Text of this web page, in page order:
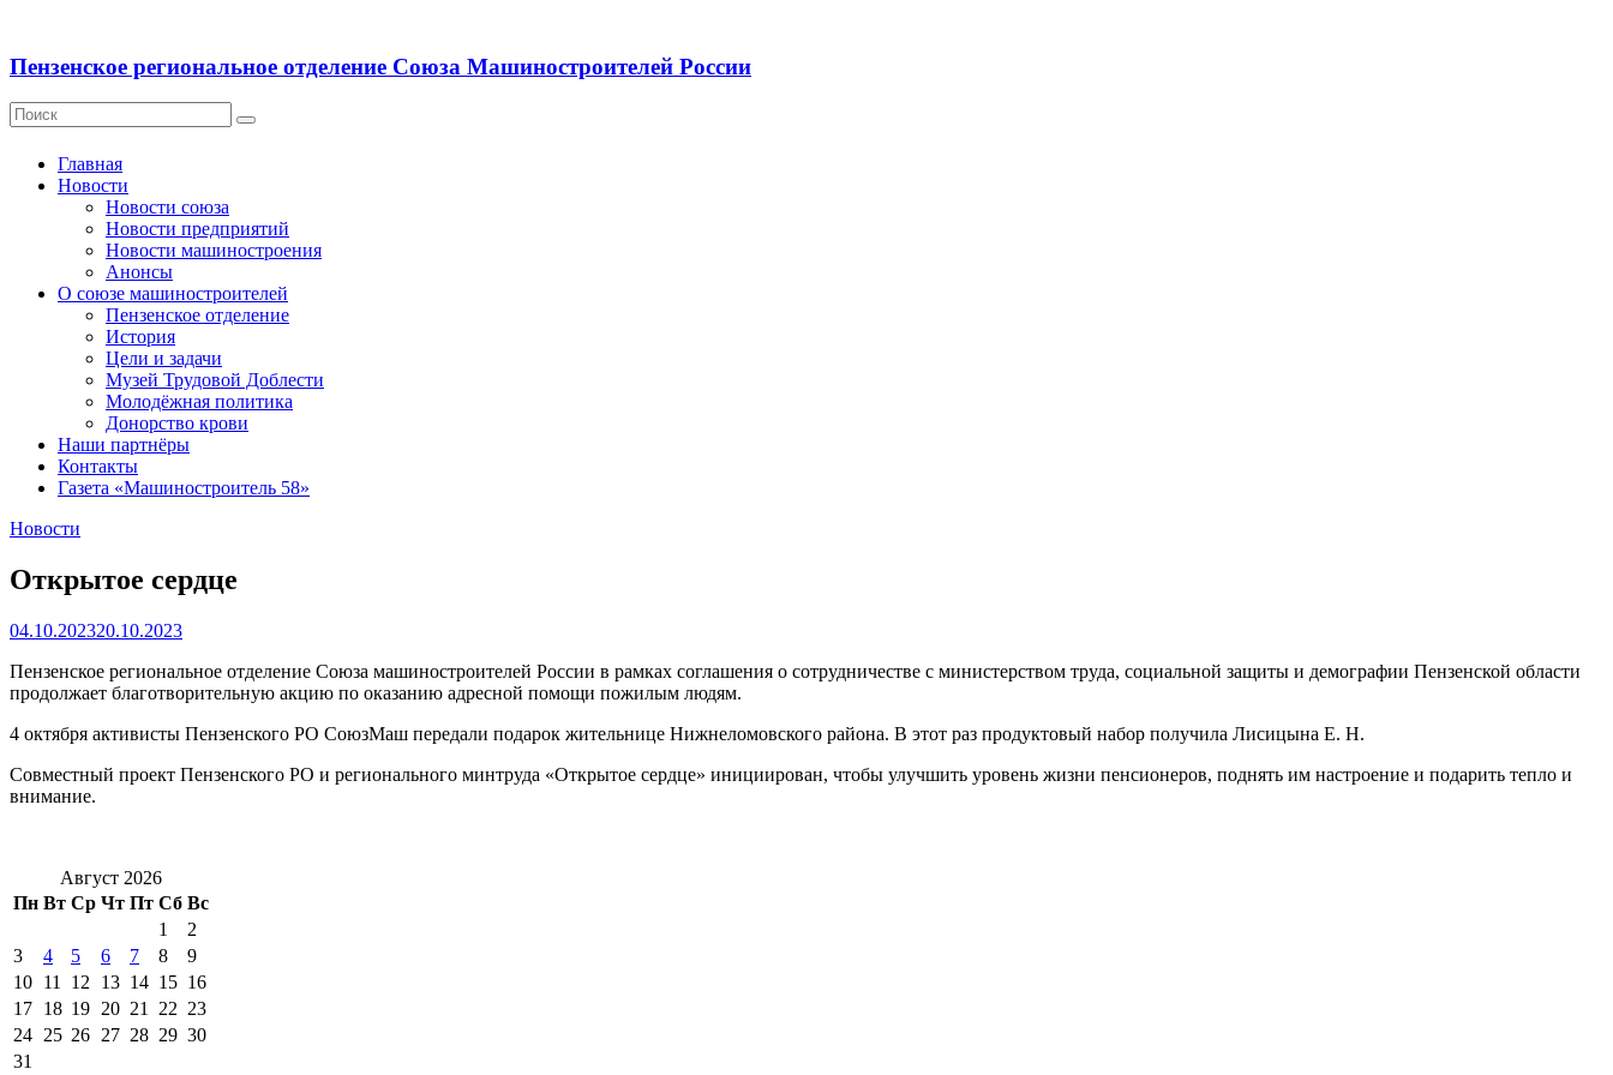
Пензенское региональное отделение Союза Машиностроителей России
Главная
Новости
Новости союза
Новости предприятий
Новости машиностроения
Анонсы
О союзе машиностроителей
Пензенское отделение
История
Цели и задачи
Музей Трудовой Доблести
Молодёжная политика
Донорство крови
Наши партнёры
Контакты
Газета «Машиностроитель 58»
Новости
Открытое сердце
04.10.202320.10.2023
Пензенское региональное отделение Союза машиностроителей России в рамках соглашения о сотрудничестве с министерством труда, социальной защиты и демографии Пензенской области
продолжает благотворительную акцию по оказанию адресной помощи пожилым людям.
4 октября активисты Пензенского РО СоюзМаш передали подарок жительнице Нижнеломовского района. В этот раз продуктовый набор получила Лисицына Е. Н.
Совместный проект Пензенского РО и регионального минтруда «Открытое сердце» инициирован, чтобы улучшить уровень жизни пенсионеров, поднять им настроение и подарить тепло и
внимание.
Август 2026
Пн Вт Ср Чт Пт Сб Вс
1
2
3
4 5 6 7 8
9
10 11 12 13 14 15 16
17 18 19 20 21 22 23
24 25 26 27 28 29 30
31